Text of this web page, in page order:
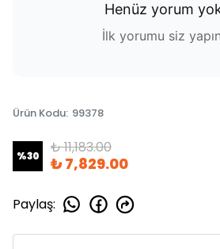
Henüz yorum
İlk yorumu siz
Ürün Kodu: 99378
%30 ₺ 11,183.00
₺ 7,829.00
Paylaş: